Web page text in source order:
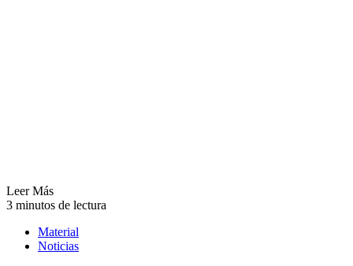
Leer Más
3 minutos de lectura
Material
Noticias